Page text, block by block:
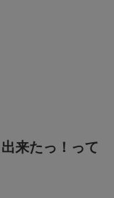
来たっ！って